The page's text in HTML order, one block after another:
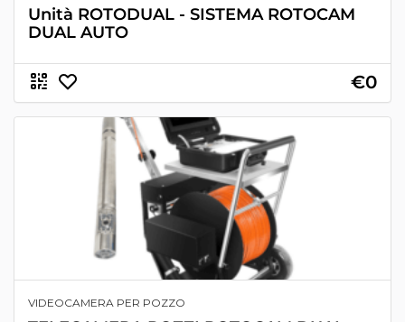
Unità ROTODUAL - SISTEMA ROTOCAM
DUAL AUTO
€0
VIDEOCAMERA PER POZZO